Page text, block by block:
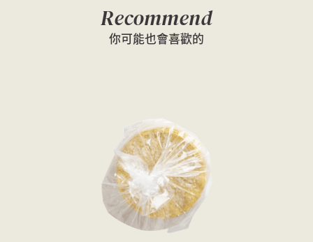
Recommend
你可能也會喜歡的